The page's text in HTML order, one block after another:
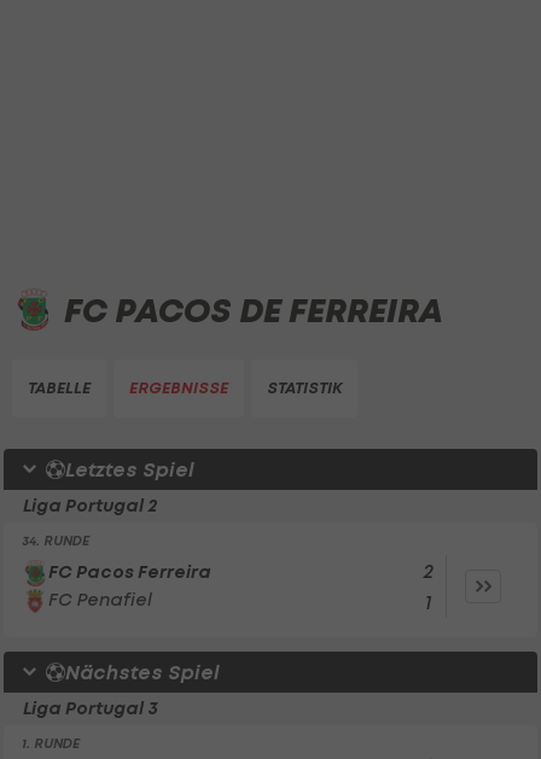
FC PACOS DE FERREIRA
TABELLE ERGEBNISSE STATISTIK
Letztes Spiel
Liga Portugal 2
34. RUNDE
FC Pacos Ferreira
FC Penafiel
2
1
Nächstes Spiel
Liga Portugal 3
1. RUNDE